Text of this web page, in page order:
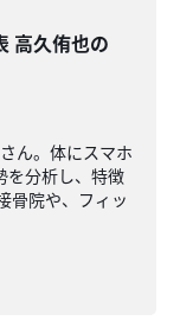
高久侑也の
ん。体にスマホ
を分析し、特徴
骨院や、フィッ